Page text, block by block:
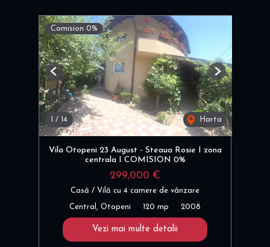
Comision 0%
1 / 14 Harta
Previous Next
Vila Otopeni 23 August - Steaua Rosie I zona
centrala I COMISION 0%
299,000 €
Casă / Vilă cu 4 camere de vânzare
Central, Otopeni 120 mp 2008
Vezi mai multe detalii